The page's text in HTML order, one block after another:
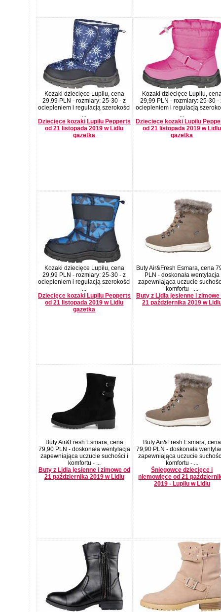
Kozaki dziecięce Lupilu, cena
29,99 PLN - rozmiary: 25-30 - z
ociepleniem i regulacją szerokości
Dziecięce kozaki Lupilu Pepperts
od 21 listopada 2019 w Lidlu
gazetka
Kozaki dziecięce Lupilu,
29,99 PLN - rozmiary: 25-30 -
ociepleniem i regulacją
Dziecięce kozaki Lupilu
od 21 listopada 2019 w Lidlu
gazetka
Kozaki dziecięce Lupilu, cena
29,99 PLN - rozmiary: 25-30 - z
ociepleniem i regulacją szerokości
Dziecięce kozaki Lupilu Pepperts
od 21 listopada 2019 w Lidlu
gazetka
Buty Air&Fresh Esmara, cena
PLN - doskonała wentylacja
zapewniająca uczucie
komfortu - ...
Buty z Lidla jesienne i zimowe
21 października 2019 w
Buty Air&Fresh Esmara, cena
79,90 PLN - doskonała wentylacja
zapewniająca uczucie suchości i
komfortu - ...
Buty z Lidla jesienne i zimowe od
21 października 2019 w Lidlu
Buty Air&Fresh Esmara, cena
79,90 PLN - doskonała
zapewniająca uczucie
komfortu - ...
Śniegowce dziecięce i
niemowlęce od 21
2019 - Lupilu w Lidlu